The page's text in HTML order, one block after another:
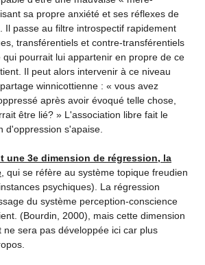
sa propre anxiété et ses réflexes de
Il passe au filtre introspectif rapidement
transférentiels et contre-transférentiels
qui pourrait lui appartenir en propre de ce
Il peut alors intervenir à ce niveau
winnicottienne : « vous avez
après avoir évoqué telle chose,
être lié? » L'association libre fait le
d'oppression s'apaise.
une 3e dimension de régression, la
, qui se réfère au système topique freudien
psychiques). La régression
du système perception-conscience
(Bourdin, 2000), mais cette dimension
ne sera pas développée ici car plus